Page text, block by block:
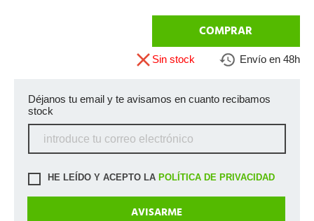
COMPRAR
Sin stock Envío en 48h
Déjanos tu email y te avisamos en cuanto recibamos
stock
HE LEÍDO Y ACEPTO LA POLÍTICA DE PRIVACIDAD